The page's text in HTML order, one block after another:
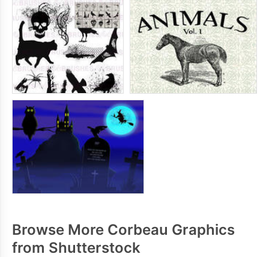
Browse More Corbeau Graphics
from Shutterstock